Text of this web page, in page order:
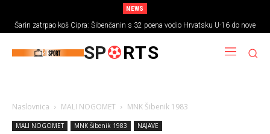
NEWS
Šarin zatrpao koš Cipra: Šibenčanin s 32 poena vodio Hrvatsku U-16 do nove
pobjede
SP RTS
Naslovnica MALI NOGOMET MNK Šibenik 1983
MALI NOGOMET MNK Šibenik 1983 NAJAVE